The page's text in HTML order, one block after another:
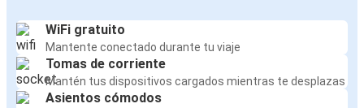
WiFi gratuito
Mantente conectado durante tu viaje
Tomas de corriente
Mantén tus dispositivos cargados mientras te desplazas
Asientos cómodos